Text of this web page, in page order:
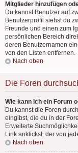
Mitglieder hinzufügen
Du kannst Benutzer auf
Benutzerprofil siehst du
Freunde und einen zum
persönlichen Bereich
deren Benutzernamen
von den Listen entfernen.
Nach oben
Die Foren
Wie kann ich ein Forum
Du kannst die Foren
eingibst, die du in der
Erweiterte
Link anklickst, der von
Nach oben